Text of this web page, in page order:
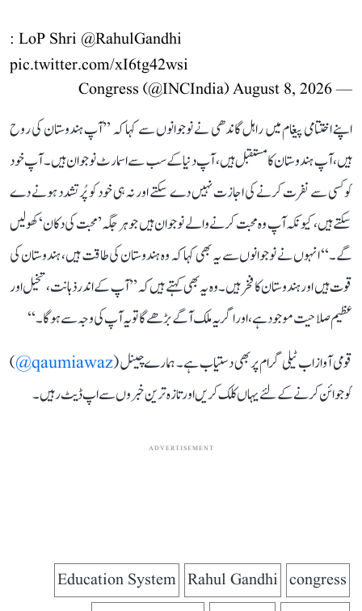
: LoP Shri @RahulGandhi
pic.twitter.com/xI6tg42wsi
— Congress (@INCIndia)
August 8, 2026
اپنے اختتامی پیغام میں راہل گاندھی نے نوجوانوں سے کہا کہ ’’آپ ہندوستان کی روح
ہیں، آپ ہندوستان کا مستقبل ہیں، آپ دنیا کے سب سے اسمارٹ نوجوان ہیں۔ آپ خود
کو کسی سے نفرت کرنے کی اجازت نہیں دے سکتے اور نہ ہی خود کو پُرتشدد ہونے دے
سکتے ہیں، کیونکہ آپ وہ محبت کرنے والے نوجوان ہیں جو ہر جگہ ’محبت کی دکان‘ کھولیں
گے۔‘‘ انہوں نے نوجوانوں سے یہ بھی کہا کہ وہ ہندوستان کی طاقت ہیں، ہندوستان کی
قوت ہیں اور ہندوستان کا فخر ہیں۔ وہ یہ بھی کہتے ہیں کہ ’’آپ کے اندر ذہانت، تخیل اور
عظیم صلاحیت موجود ہے، اور اگر یہ ملک آگے بڑھے گا تو یہ آپ کی وجہ سے ہوگا۔‘‘
قومی آواز اب ٹیلی گرام پر بھی دستیاب ہے۔ ہمارے چینل (qaumiawaz@
)
کو جوائن کرنے کے لئے یہاں کلک کریں اور تازہ ترین خبروں سے اپ ڈیٹ رہیں۔
ADVERTISEMENT
congress
Rahul Gandhi
Education System